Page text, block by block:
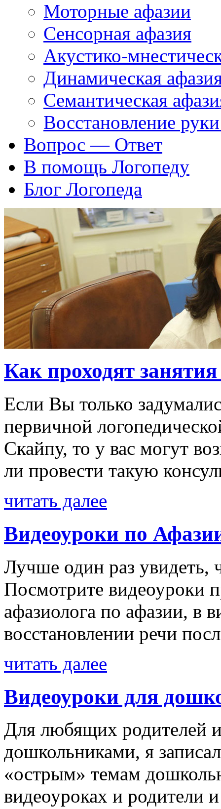
Моторные афазии
Сенсорная афазия
Акустико-
Динамическая
Семантическая
Восстановление
Вопрос — Ответ
В помощь Логопеду
Блог Логопеда
Как проходят
Если Вы только
первичной
Скайпу, то у вас могут
ли провести такую
читать далее
Видеоуроки по
Лучше один раз увидеть,
Посмотрите видеоуроки
афазиолога по афазии, в
восстановлении речи
читать далее
Видеоуроки для
Для любящих родителей
дошкольниками, я
«острым» темам
видеоуроках и родители